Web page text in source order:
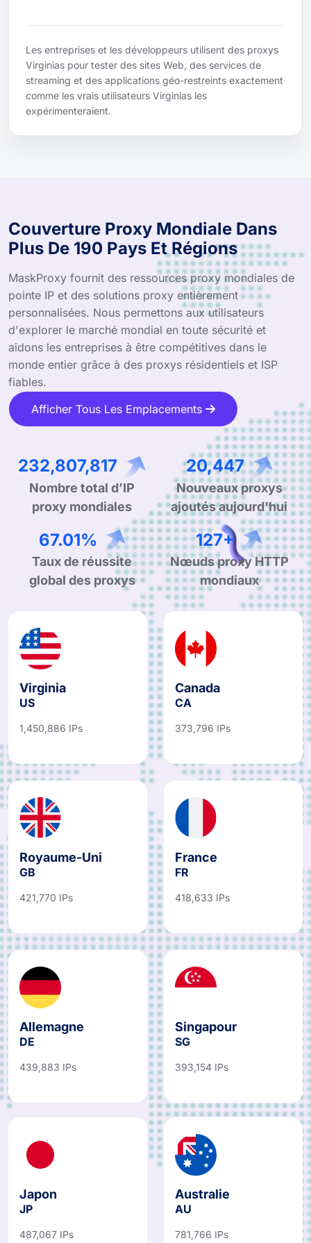
Les entreprises et les développeurs utilisent des proxys
Virginias pour tester des sites Web, des services de
streaming et des applications géo-restreints exactement
comme les vrais utilisateurs Virginias les
expérimenteraient.
Couverture Proxy Mondiale Dans
Plus De 190 Pays Et Régions
MaskProxy fournit des ressources proxy mondiales de
pointe IP et des solutions proxy entièrement
personnalisées. Nous permettons aux utilisateurs
d'explorer le marché mondial en toute sécurité et
aidons les entreprises à être compétitives dans le
monde entier grâce à des proxys résidentiels et ISP
fiables.
Afficher Tous Les Emplacements
347,030,393
Nombre total d’IP
proxy mondiales
30,274
Nouveaux proxys
ajoutés aujourd'hui
99.90%
Taux de réussite
global des proxys
190+
Nœuds proxy HTTP
mondiaux
Virginia
US
Canada
CA
Royaume-Uni
GB
France
FR
Allemagne
DE
Singapour
SG
Japon
JP
Australie
AU